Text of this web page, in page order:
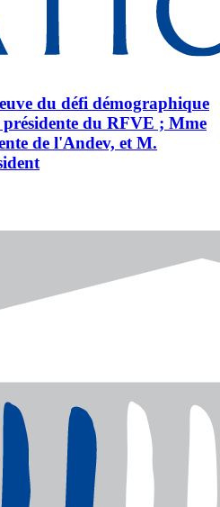
du défi démographique
du RFVE ; Mme
de l'Andev, et M.